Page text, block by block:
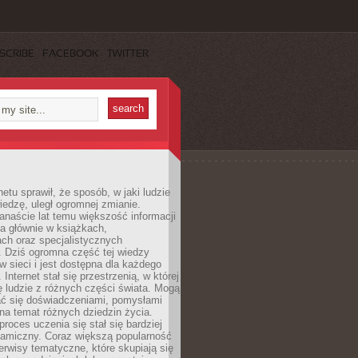
FACEBOOK TWITTER
sprawił, że sposób, w jaki ludzie
uległ ogromnej zmianie.
lat temu większość informacji
głównie w książkach,
oraz specjalistycznych
Dziś ogromna część tej wiedzy
sieci i jest dostępna dla każdego
Internet stał się przestrzenią, w której
ludzie z różnych części świata. Mogą
się doświadczeniami, pomysłami
temat różnych dziedzin życia.
uczenia się stał się bardziej
Coraz większą popularność
tematyczne, które skupiają się